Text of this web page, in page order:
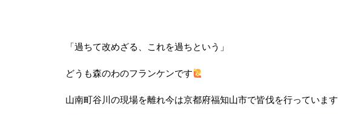
「過ちて改めざる、これを過ちという」
どうも森のわのフランケンです
山南町谷川の現場を離れ今は京都府福知山市で皆伐を行っています